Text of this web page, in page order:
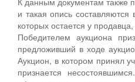
и такая опись
которых остается у
Победителем аукциона
предложивший в ходе
Аукцион, в котором принял
признается